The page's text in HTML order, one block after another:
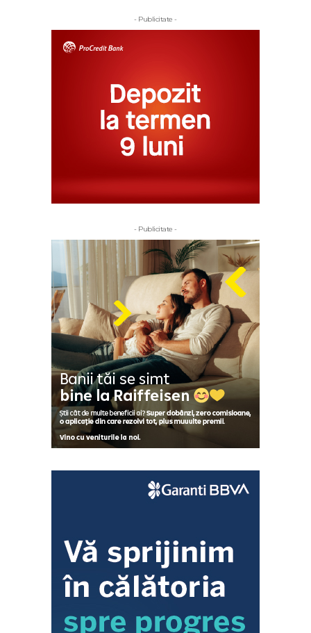
- Publicitate -
- Publicitate -